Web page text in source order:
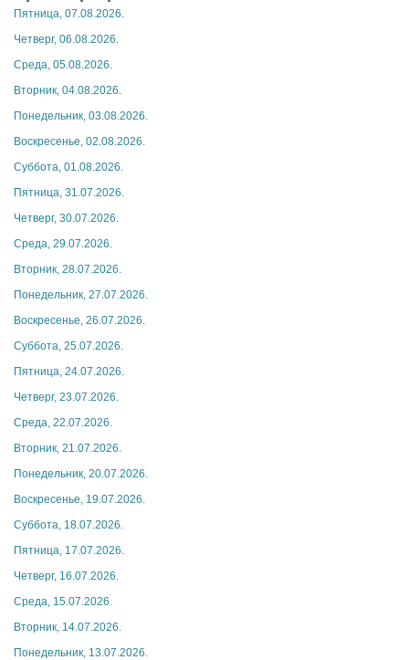
Пятница, 07.08.2026.
Четверг, 06.08.2026.
Среда, 05.08.2026.
Вторник, 04.08.2026.
Понедельник, 03.08.2026.
Воскресенье, 02.08.2026.
Суббота, 01.08.2026.
Пятница, 31.07.2026.
Четверг, 30.07.2026.
Среда, 29.07.2026.
Вторник, 28.07.2026.
Понедельник, 27.07.2026.
Воскресенье, 26.07.2026.
Суббота, 25.07.2026.
Пятница, 24.07.2026.
Четверг, 23.07.2026.
Среда, 22.07.2026.
Вторник, 21.07.2026.
Понедельник, 20.07.2026.
Воскресенье, 19.07.2026.
Суббота, 18.07.2026.
Пятница, 17.07.2026.
Четверг, 16.07.2026.
Среда, 15.07.2026.
Вторник, 14.07.2026.
Понедельник, 13.07.2026.